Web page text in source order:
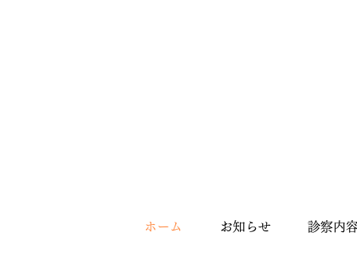
ホーム お知らせ 診察内